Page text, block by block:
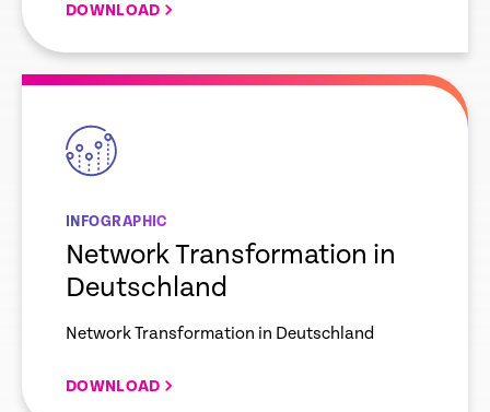
DOWNLOAD
empty
INFOGRAPHIC
Network Transformation in
Deutschland
Network Transformation in Deutschland
DOWNLOAD